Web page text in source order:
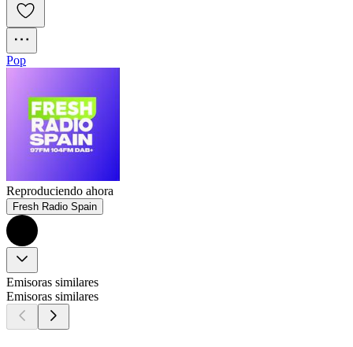
Pop
Reproduciendo ahora
Fresh Radio Spain
Emisoras similares
Emisoras similares